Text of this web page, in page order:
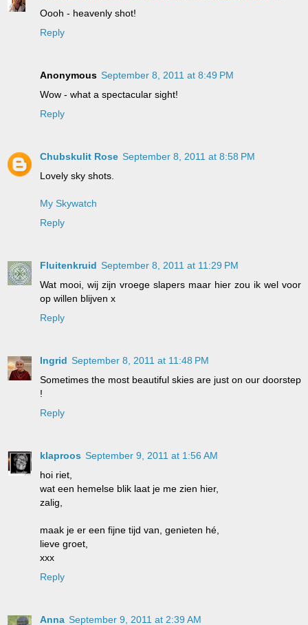
Oooh - heavenly shot!
Reply
Anonymous September 8, 2011 at 8:49 PM
Wow - what a spectacular sight!
Reply
Chubskulit Rose September 8, 2011 at 8:58 PM
Lovely sky shots.
My Skywatch
Reply
Fluitenkruid September 8, 2011 at 11:29 PM
Wat mooi, wij zijn vroege slapers maar hier zou ik wel voor
op willen blijven x
Reply
Ingrid September 8, 2011 at 11:48 PM
Sometimes the most beautiful skies are just on our doorstep
!
Reply
klaproos September 9, 2011 at 1:56 AM
hoi riet,
wat een hemelse blik laat je me zien hier,
zalig,
maak je er een fijne tijd van, genieten hé,
lieve groet,
xxx
Reply
Anna September 9, 2011 at 2:39 AM